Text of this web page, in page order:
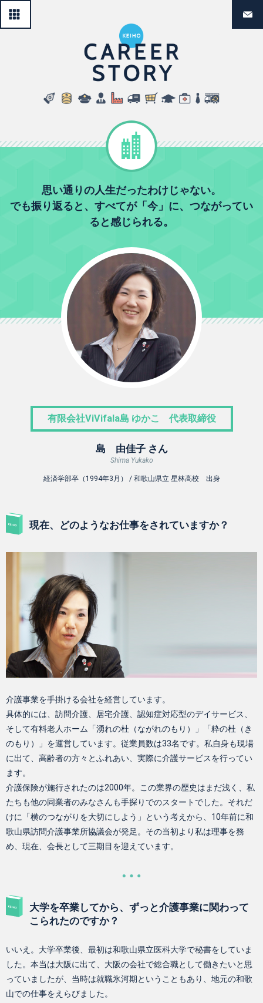
経法生の
思い通りの人生だったわけじゃない。
でも振り返ると、すべてが「今」に、つながってい
ると感じられる。
有限会社ViVifala島 ゆかこ 代表取締役
島 由佳子 さん
Shima Yukako
経済学部卒（1994年3月） / 和歌山県立 星林高校 出身
現在、どのようなお仕事をされていますか？
介護事業を手掛ける会社を経営しています。
具体的には、訪問介護、居宅介護、認知症対応型のデイサービス、
そして有料老人ホーム「湧れの杜（ながれのもり）」「粋の杜（き
のもり）」を運営しています。従業員数は33名です。私自身も現場
に出て、高齢者の方々とふれあい、実際に介護サービスを行ってい
ます。
介護保険が施行されたのは2000年。この業界の歴史はまだ浅く、私
たちも他の同業者のみなさんも手探りでのスタートでした。それだ
けに「横のつながりを大切にしよう」という考えから、10年前に和
歌山県訪問介護事業所協議会が発足。その当初より私は理事を務
め、現在、会長として三期目を迎えています。
大学を卒業してから、ずっと介護事業に関わって
こられたのですか？
いいえ。大学卒業後、最初は和歌山県立医科大学で秘書をしていま
した。本当は大阪に出て、大阪の会社で総合職として働きたいと思
っていましたが、当時は就職氷河期ということもあり、地元の和歌
山での仕事をえらびました。